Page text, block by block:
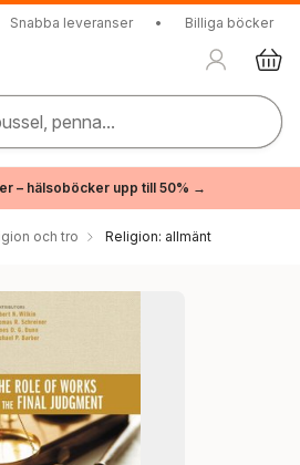
Snabba leveranser • Billiga böcker
penna...
– hälsoböcker upp till 50% →
och tro Religion: allmänt